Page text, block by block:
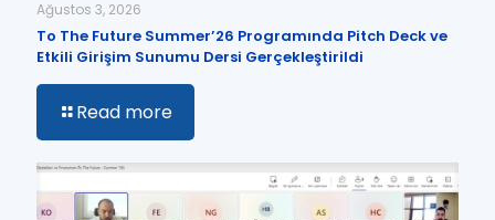
Ağustos 3, 2026
To The Future Summer’26 Programında Pitch Deck ve
Etkili Girişim Sunumu Dersi Gerçekleştirildi
Read more